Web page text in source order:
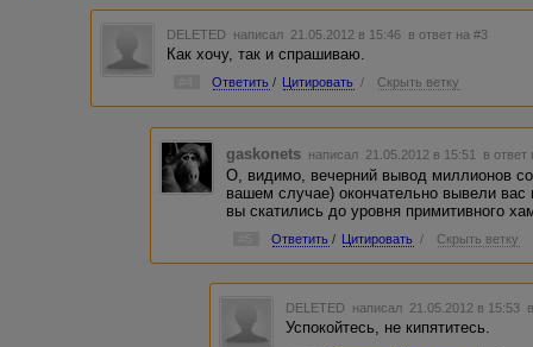
DELETED написал 21.05.2012 в 15:46 в ответ на #3
Как хочу, так и спрашиваю.
Ответить / Цитировать / Скрыть ветку
gaskonets написал 21.05.2012 в 15:51 в ответ
О, видимо, вечерний вывод миллионов
вашем случае) окончательно вывели вас
вы скатились до уровня примитивного
Ответить / Цитировать / Скрыть ветку
DELETED написал 21.05.2012 в 15:53
Успокойтесь, не кипятитесь.